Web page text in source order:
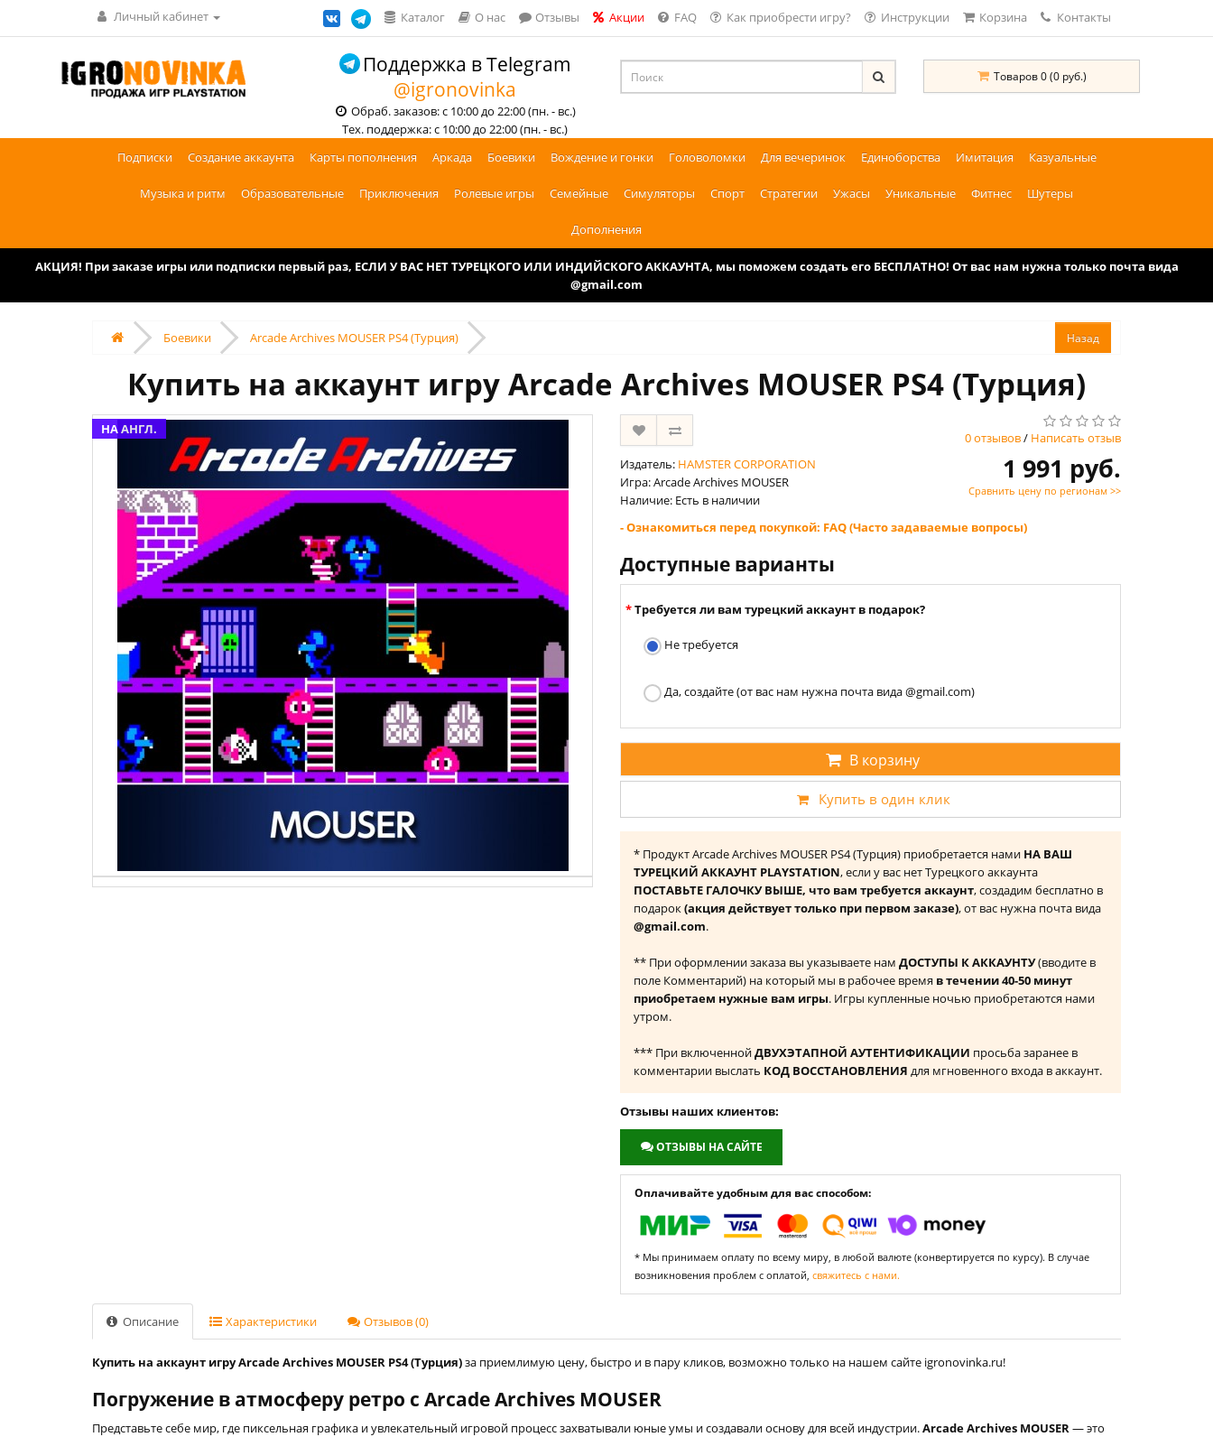
Личный кабинет Каталог О нас Отзывы Акции FAQ Как приобрести игру? Инструкции Корзина Контакты
Поддержка в Telegram
@igronovinka
Обраб. заказов: с 10:00 до 22:00 (пн. - вс.)
Тех. поддержка: с 10:00 до 22:00 (пн. - вс.)
Товаров 0 (0 руб.)
Подписки Создание аккаунта Карты пополнения Аркада Боевики Вождение и гонки Головоломки Для вечеринок Единоборства Имитация Казуальные
Музыка и ритм Образовательные Приключения Ролевые игры Семейные Симуляторы Спорт Стратегии Ужасы Уникальные Фитнес Шутеры
Дополнения
АКЦИЯ! При заказе игры или подписки первый раз, ЕСЛИ У ВАС НЕТ ТУРЕЦКОГО ИЛИ ИНДИЙСКОГО АККАУНТА, мы поможем создать его БЕСПЛАТНО! От вас нам нужна только почта вида
@gmail.com
Боевики Arcade Archives MOUSER PS4 (Турция)
Купить на аккаунт игру Arcade Archives MOUSER PS4 (Турция)
НА АНГЛ.
0 отзывов/ Написать отзыв
Издатель: HAMSTER CORPORATION
Игра: Arcade Archives MOUSER
Наличие: Есть в наличии
1 991 руб.
Сравнить цену по регионам >>
- Ознакомиться перед покупкой: FAQ (Часто задаваемые вопросы)
Доступные варианты
Требуется ли вам турецкий аккаунт в подарок?
Не требуется
Да, создайте (от вас нам нужна почта вида @gmail.com)
В корзину
Купить в один клик
* Продукт Arcade Archives MOUSER PS4 (Турция) приобретается нами НА ВАШ
ТУРЕЦКИЙ АККАУНТ PLAYSTATION, если у вас нет Турецкого аккаунта
ПОСТАВЬТЕ ГАЛОЧКУ ВЫШЕ, что вам требуется аккаунт, создадим бесплатно в
подарок(акция действует только при первом заказе), от вас нужна почта вида
@gmail.com.
** При оформлении заказа вы указываете нам ДОСТУПЫ К АККАУНТУ(вводите в
поле Комментарий) на который мы в рабочее время в течении 40-50 минут
приобретаем нужные вам игры. Игры купленные ночью приобретаются нами
утром.
*** При включеннойДВУХЭТАПНОЙ АУТЕНТИФИКАЦИИ просьба заранее в
комментарии выслать КОД ВОССТАНОВЛЕНИЯ для мгновенного входа в аккаунт.
Отзывы наших клиентов:
ОТЗЫВЫ НА САЙТЕ
Оплачивайте удобным для вас способом:
* Мы принимаем оплату по всему миру, в любой валюте (конвертируется по курсу). В случае
возникновения проблем с оплатой, свяжитесь с нами.
Описание Характеристики Отзывов (0)
Купить на аккаунт игру Arcade Archives MOUSER PS4 (Турция)за приемлимую цену, быстро и в пару кликов, возможно только на нашем сайте igronovinka.ru!
Погружение в атмосферу ретро с Arcade Archives MOUSER
Представьте себе мир, где пиксельная графика и увлекательный игровой процесс захватывали юные умы и создавали основу для всей индустрии.Arcade Archives MOUSER— это